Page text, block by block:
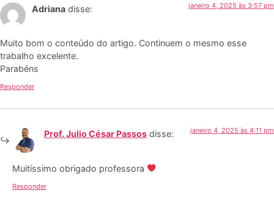
Adriana disse: janeiro 4, 2025 às 3:57 pm
Muito bom o conteúdo do artigo. Continuem o mesmo esse
trabalho excelente.
Parabéns
Responder
Prof. Julio César Passos disse: janeiro 4, 2025 às 4:11 pm
Muitíssimo obrigado professora
Responder